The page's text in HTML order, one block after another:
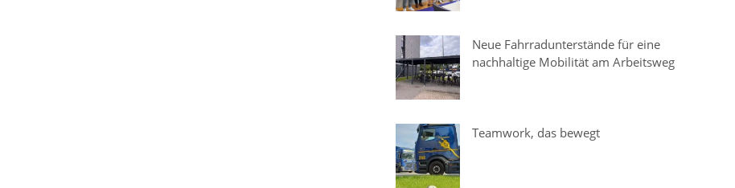
Neue Fahrradunterstände für eine
nachhaltige Mobilität am Arbeitsweg
Teamwork, das bewegt